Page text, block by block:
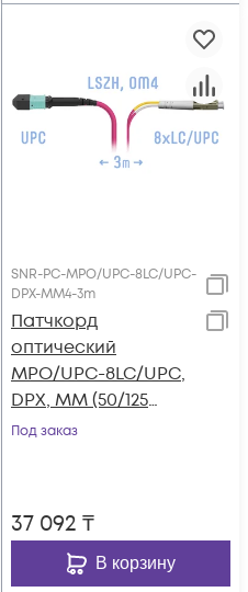
SNR-PC-MPO/UPC-8LC/UPC-
DPX-MM4-3m
Патчкорд
оптический
MPO/UPC-8LC/UPC,
DPX, MM (50/125
OM4), 3 метра
Под заказ
37 092 ₸
В корзину